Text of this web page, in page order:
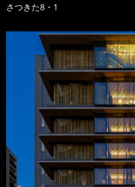
さつきた8・1